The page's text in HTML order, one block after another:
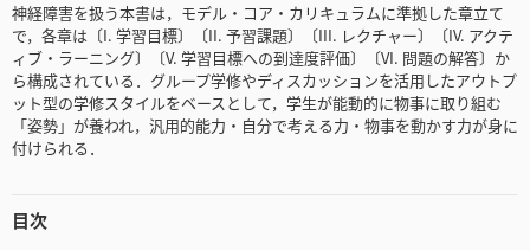
神経障害を扱う本書は，モデル・コア・カリキュラムに準拠した章立て
で，各章は〔I. 学習目標〕〔II. 予習課題〕〔III. レクチャー〕〔IV. アクテ
ィブ・ラーニング〕〔V. 学習目標への到達度評価〕〔VI. 問題の解答〕か
ら構成されている．グループ学修やディスカッションを活用したアウトプ
ット型の学修スタイルをベースとして，学生が能動的に物事に取り組む
「姿勢」が養われ，汎用的能力・自分で考える力・物事を動かす力が身に
付けられる．
目次